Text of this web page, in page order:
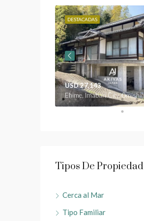
DESTACADAS
USD 27,143
Tipos De Propiedad
Cerca al Mar
Tipo Familiar